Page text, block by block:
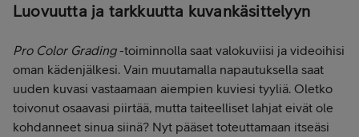
Luovuutta ja tarkkuutta kuvankäsittelyyn
Pro Color Grading-toiminnolla saat valokuviisi ja videoihisi
oman kädenjälkesi. Vain muutamalla napautuksella saat
uuden kuvasi vastaamaan aiempien kuviesi tyyliä. Oletko
toivonut osaavasi piirtää, mutta taiteelliset lahjat eivät ole
kohdanneet sinua siinä? Nyt pääset toteuttamaan itseäsi